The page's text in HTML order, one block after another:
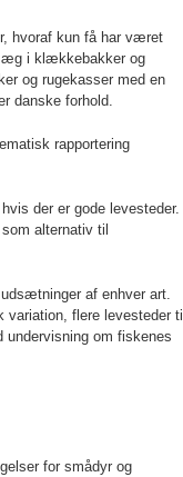
hvoraf kun få har været
æg i klækkebakker og
og rugekasser med en
danske forhold.
rapportering
der er gode levesteder.
alternativ til
af enhver art.
flere levesteder til
undervisning om fiskenes
for smådyr og